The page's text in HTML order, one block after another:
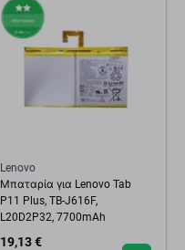
Lenovo
Μπαταρία για Lenovo Tab
P11 Plus, TB-J616F,
L20D2P32, 7700mAh
19,13 €